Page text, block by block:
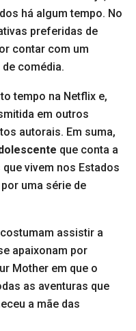
há algum tempo. No
preferidas de
contar com um
comédia.
tempo na Netflix e,
em outros
autorais. Em suma,
que conta a
vivem nos Estados
uma série de
assistir a
apaixonam por
Mother em que o
as aventuras que
a mãe das